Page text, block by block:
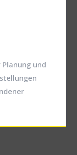
und